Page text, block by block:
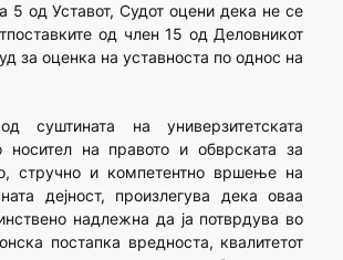
5 од Уставот, Судот оцени дека не се
од член 15 од Деловникот
за оценка на уставноста по однос на
суштината на универзитетската
носител на правото и обврската за
стручно и компетентно вршење на
дејност, произлегува дека оваа
надлежна да ја потврдува во
постапка вредноста, квалитетот